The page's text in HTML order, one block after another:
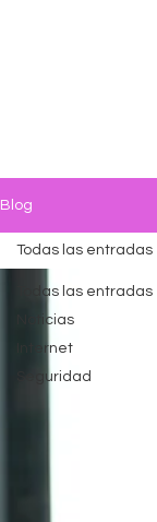
Blog
Todas las entradas
Noticias
Internet
Seguridad
Todas las entradas